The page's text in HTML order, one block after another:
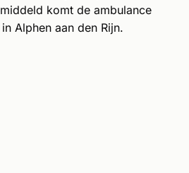
komt de ambulance
Alphen aan den Rijn.